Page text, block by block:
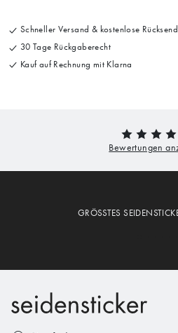
Schneller Versand & kostenlose
30 Tage Rückgaberecht
Kauf auf Rechnung mit Klarna
GRÖSSTES